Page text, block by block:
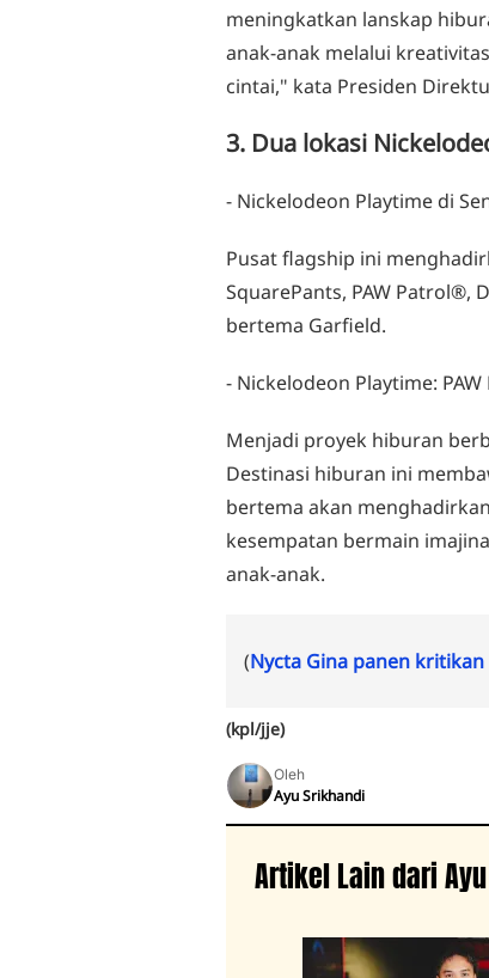
meningkatkan lanskap
anak-anak melalui
cintai," kata Presiden
3. Dua lokasi
- Nickelodeon Playtime di
Pusat flagship ini
SquarePants, PAW Patrol®,
bertema Garfield.
- Nickelodeon Playtime:
Menjadi proyek hiburan
Destinasi hiburan ini
bertema akan
kesempatan bermain
anak-anak.
(Nycta Gina panen
(kpl/jje)
Oleh
Ayu Srikhandi
Artikel Lain dari